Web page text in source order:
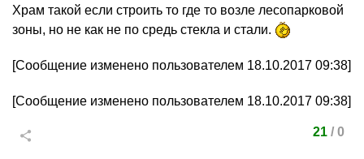
Храм такой если строить то где то возле лесопарковой
зоны, но не как не по средь стекла и стали.
[Сообщение изменено пользователем 18.10.2017 09:38]
[Сообщение изменено пользователем 18.10.2017 09:38]
21 / 0